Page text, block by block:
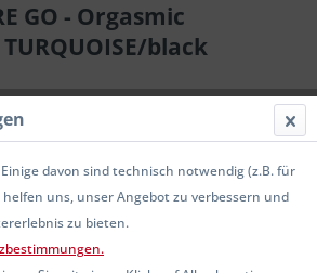
GO - Orgasmic
black
davon sind technisch notwendig (z.B. für
uns, unser Angebot zu verbessern und
zu bieten.